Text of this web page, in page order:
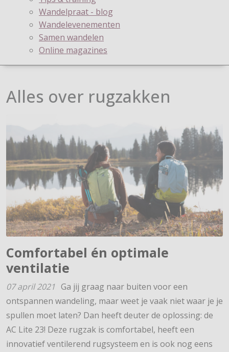
Wandelpraat - blog
Wandelevenementen
Samen wandelen
Online magazines
Alles over rugzakken
Comfortabel én optimale
ventilatie
07 april 2021 Ga jij graag naar buiten voor een
ontspannen wandeling, maar weet je vaak niet waar je je
spullen moet laten? Dan heeft deuter de oplossing: de
AC Lite 23! Deze rugzak is comfortabel, heeft een
innovatief ventilerend rugsysteem en is ook nog eens